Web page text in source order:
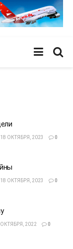
18 ОКТЯБРЯ, 2023 0
18 ОКТЯБРЯ, 2023 0
ОКТЯБРЯ, 2022 0